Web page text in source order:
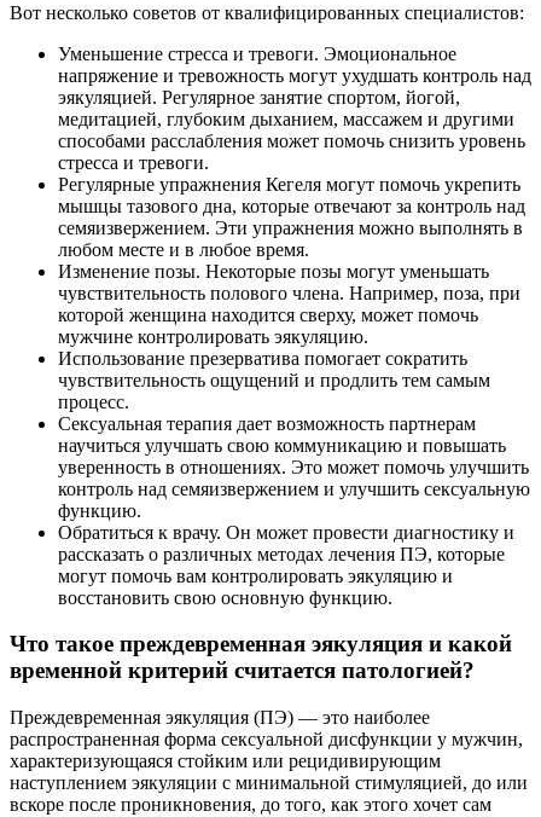
Вот несколько советов от квалифицированных специалистов:
Уменьшение стресса и тревоги. Эмоциональное
напряжение и тревожность могут ухудшать контроль над
эякуляцией. Регулярное занятие спортом, йогой,
медитацией, глубоким дыханием, массажем и другими
способами расслабления может помочь снизить уровень
стресса и тревоги.
Регулярные упражнения Кегеля могут помочь укрепить
мышцы тазового дна, которые отвечают за контроль над
семяизвержением. Эти упражнения можно выполнять в
любом месте и в любое время.
Изменение позы. Некоторые позы могут уменьшать
чувствительность полового члена. Например, поза, при
которой женщина находится сверху, может помочь
мужчине контролировать эякуляцию.
Использование презерватива помогает сократить
чувствительность ощущений и продлить тем самым
процесс.
Сексуальная терапия дает возможность партнерам
научиться улучшать свою коммуникацию и повышать
уверенность в отношениях. Это может помочь улучшить
контроль над семяизвержением и улучшить сексуальную
функцию.
Обратиться к врачу. Он может провести диагностику и
рассказать о различных методах лечения ПЭ, которые
могут помочь вам контролировать эякуляцию и
восстановить свою основную функцию.
Что такое преждевременная эякуляция и какой
временной критерий считается патологией?
Преждевременная эякуляция (ПЭ) — это наиболее
распространенная форма сексуальной дисфункции у мужчин,
характеризующаяся стойким или рецидивирующим
наступлением эякуляции с минимальной стимуляцией, до или
вскоре после проникновения, до того, как этого хочет сам